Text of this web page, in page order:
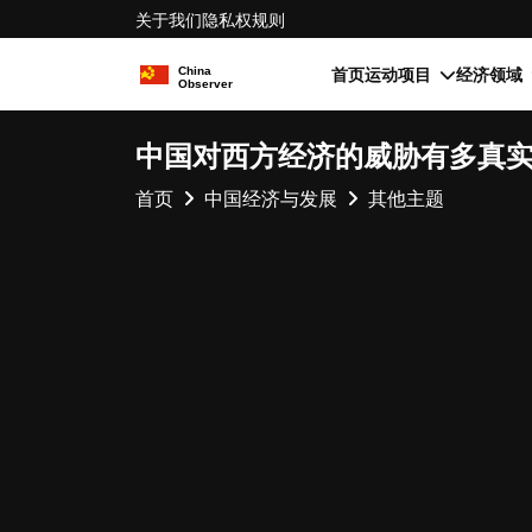
关于我们隐私权规则
首页运动项目 经济领域
中国对西方经济的威胁有多真
首页 中国经济与发展 其他主题